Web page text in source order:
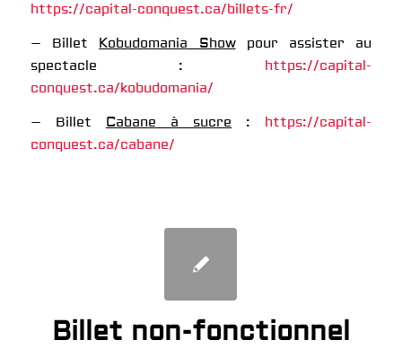
https://capital-conquest.ca/billets-fr/
– Billet Kobudomania Showpour assister au
spectacle : https://capital-
conquest.ca/kobudomania/
– Billet Cabane à sucre : https://capital-
conquest.ca/cabane/
Billet non-fonctionnel